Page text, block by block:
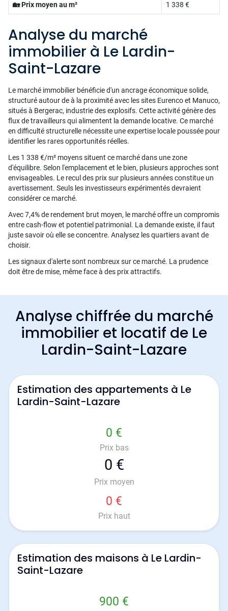
🏡 Prix moyen au m² 1 338 €
Analyse du marché
immobilier à Le Lardin-
Saint-Lazare
Le marché immobilier bénéficie d'un ancrage économique solide,
structuré autour de à la proximité avec les sites Eurenco et Manuco,
situés à Bergerac, industrie des explosifs. Cette activité génère des
flux de travailleurs qui alimentent la demande locative. Ce marché
en difficulté structurelle nécessite une expertise locale poussée pour
identifier les rares opportunités réelles.
Les 1 338 €/m² moyens situent ce marché dans une zone
d'équilibre. Selon l'emplacement et le bien, plusieurs approches sont
envisageables. Le recul des prix sur plusieurs années constitue un
avertissement. Seuls les investisseurs expérimentés devraient
considérer ce marché.
Avec 7,4% de rendement brut moyen, le marché offre un compromis
entre cash-flow et potentiel patrimonial. La demande existe, il faut
juste savoir où elle se concentre. Analysez les quartiers avant de
choisir.
Les signaux d'alerte sont nombreux sur ce marché. La prudence
doit être de mise, même face à des prix attractifs.
Analyse chiffrée du marché
immobilier et locatif de Le
Lardin-Saint-Lazare
Estimation des appartements à Le
Lardin-Saint-Lazare
0 €
Prix bas
0 €
Prix moyen
0 €
Prix haut
Estimation des maisons à Le Lardin-
Saint-Lazare
900 €